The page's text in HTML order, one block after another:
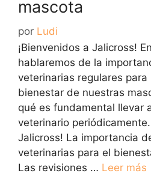
mascota
por Ludi
¡Bienvenidos a Jalicross!
hablaremos de la
veterinarias regulares
bienestar de nuestras
qué es fundamental llevar
veterinario
Jalicross! La importancia
veterinarias para el
Las revisiones … Leer más